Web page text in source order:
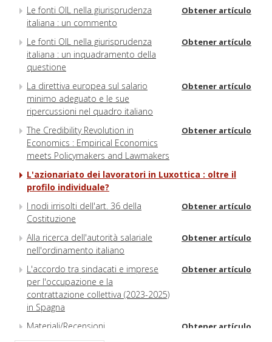
Le fonti OIL nella giurisprudenza
italiana : un commento
Obtener artículo
Le fonti OIL nella giurisprudenza
italiana : un inquadramento della
questione
Obtener artículo
La direttiva europea sul salario
minimo adeguato e le sue
ripercussioni nel quadro italiano
Obtener artículo
The Credibility Revolution in
Economics : Empirical Economics
meets Policymakers and Lawmakers
Obtener artículo
L'azionariato dei lavoratori in Luxottica : oltre il
profilo individuale?
I nodi irrisolti dell'art. 36 della
Costituzione
Obtener artículo
Alla ricerca dell'autorità salariale
nell'ordinamento italiano
Obtener artículo
L'accordo tra sindacati e imprese
per l'occupazione e la
contrattazione collettiva (2023-2025)
in Spagna
Obtener artículo
Materiali/Recensioni Obtener artículo